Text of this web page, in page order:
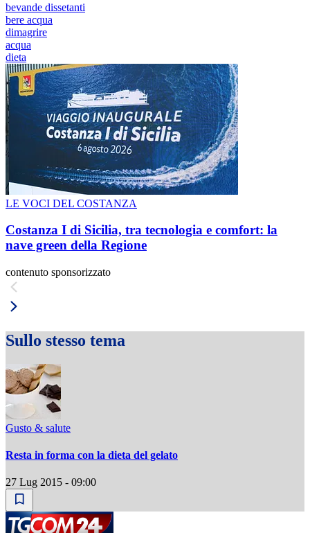
bevande dissetanti
bere acqua
dimagrire
acqua
dieta
LE VOCI DEL COSTANZA
Costanza I di Sicilia, tra tecnologia e comfort: la
nave green della Regione
contenuto sponsorizzato
Sullo stesso tema
Gusto & salute
Resta in forma con la dieta del gelato
27 Lug 2015 - 09:00